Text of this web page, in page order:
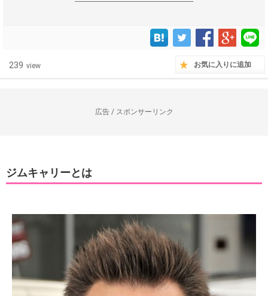
239 view お気に入りに追加
広告 / スポンサーリンク
ジムキャリーとは